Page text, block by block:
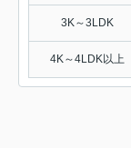
3K～3LDK
4K～4LDK以上